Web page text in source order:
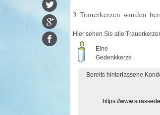
3 Trauerkerzen wurden
Hier sehen Sie alle
Eine
Gedenkkerze
Bereits hinterlassene
https://